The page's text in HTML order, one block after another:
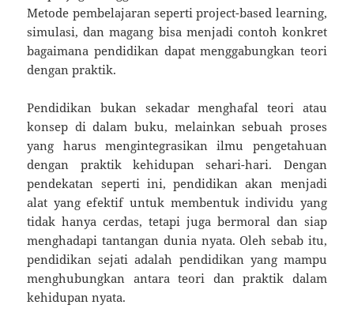
Metode pembelajaran seperti project-based learning,
simulasi, dan magang bisa menjadi contoh konkret
bagaimana pendidikan dapat menggabungkan teori
dengan praktik.
Pendidikan bukan sekadar menghafal teori atau
konsep di dalam buku, melainkan sebuah proses
yang harus mengintegrasikan ilmu pengetahuan
dengan praktik kehidupan sehari-hari. Dengan
pendekatan seperti ini, pendidikan akan menjadi
alat yang efektif untuk membentuk individu yang
tidak hanya cerdas, tetapi juga bermoral dan siap
menghadapi tantangan dunia nyata. Oleh sebab itu,
pendidikan sejati adalah pendidikan yang mampu
menghubungkan antara teori dan praktik dalam
kehidupan nyata.